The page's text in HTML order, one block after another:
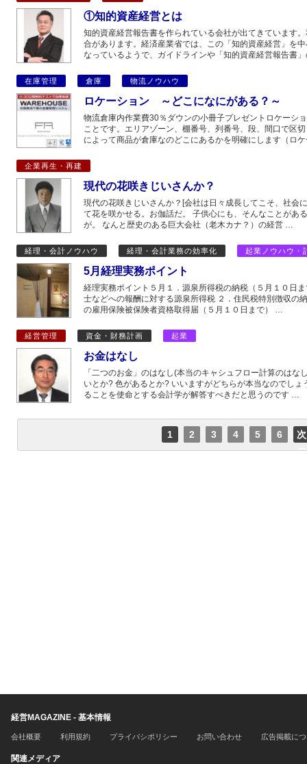
①知的資産経営とは
知的資産経営報告書を作られている会社が出てきています
合があります。経済産業省では、この「知的資産経営」を
なっているようで、ガイドラインや「知的資産経営報告書
在庫管理 倉庫 物流ノウハウ
ロケーション ～どこになにがある？～
物流倉庫内作業費30％ダウンの小冊子プレゼントロケーシ
ことです。エリアゾーン、棚番号、列番号、段、間口で区
によって商品が倉庫なのどこにあるかを明確にします（ロ
企業再生・再建
現代の花咲きじいさんか？
現代の花咲きじいさんか？[会社は日々成長してこそ、社会
て花を咲かせる。お伽話だ。 子供心にも、そんなことがあ
が。 なんと歴史のある巨大会社（老木カナ？）の経営 …
経理・会計ノウハウ 経理・会計業務の効率化 起業ノウハウ・
5月経理実務ポイント
経理実務ポイント５月１．源泉所得税の納税（５月１０日
士などへの報酬に対する源泉所得税 ２．住民税特別徴収の
の雇用保険被保険者資格取得届（５月１０日まで） …
経営管理 資金・財務計画 起業
お金はなし
「二つのお金」のはなし(本当のキャシュフロー計算のは
いとか? 色があるとか? いいますがどちらが本当なのでし
ることを使命とする会計学が解答すべきだと思うのです …
1 2 3 4 5 6
次
の
経営MAGAZINE - 基本情報
会社概要 利用規約 プライバシポリシー お問い合わせ 広告掲載に
関連メディア